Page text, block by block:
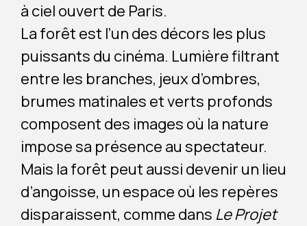
à ciel ouvert de Paris.
La forêt est l’un des décors les plus
puissants du cinéma. Lumière filtrant
entre les branches, jeux d’ombres,
brumes matinales et verts profonds
composent des images où la nature
impose sa présence au spectateur.
Mais la forêt peut aussi devenir un lieu
d’angoisse, un espace où les repères
disparaissent, comme dans Le Projet